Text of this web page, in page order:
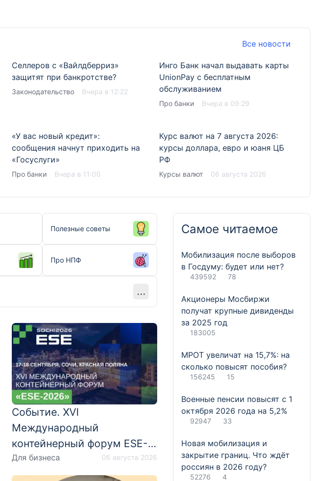
Все новости
Селлеров с «Вайлдберриз»
защитят при банкротстве?
Законодательство Вчера в 12:22
«У вас новый кредит»:
сообщения начнут приходить на
«Госуслуги»
Про банки Вчера в 11:00
Инго Банк начал выдавать карты
UnionPay с бесплатным
обслуживанием
Про банки Вчера в 09:29
Курс валют на 7 августа 2026:
курсы доллара, евро и юаня ЦБ
РФ
Курсы валют 06 августа 2026
Полезные советы
Про НПФ
Самое читаемое
Мобилизация после выборов
в Госдуму: будет или нет?
439592 78
Акционеры Мосбиржи
получат крупные дивиденды
за 2025 год
183005
МРОТ увеличат на 15,7%: на
сколько повысят пособия?
156245 15
Военные пенсии повысят с 1
октября 2026 года на 5,2%
92947 33
Новая мобилизация и
закрытие границ. Что ждёт
россиян в 2026 году?
52276 4
Событие. XVI
Международный
контейнерный форум ESE-
2026 состоится в Красной
Поляне
Для бизнеса 06 августа 2026